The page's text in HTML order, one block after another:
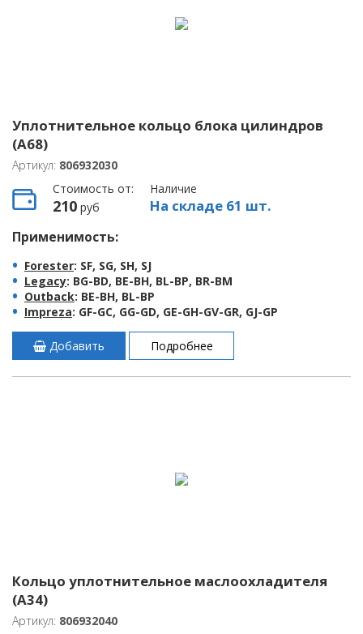
Уплотнительное кольцо блока цилиндров
(A68)
Артикул: 806932030
Стоимость от:
210 руб
Наличие
На складе 61 шт.
Применимость:
Forester: SF, SG, SH, SJ
Legacy: BG-BD, BE-BH, BL-BP, BR-BM
Outback: BE-BH, BL-BP
Impreza: GF-GC, GG-GD, GE-GH-GV-GR, GJ-GP
Добавить Подробнее
Кольцо уплотнительное маслоохладителя
(A34)
Артикул: 806932040